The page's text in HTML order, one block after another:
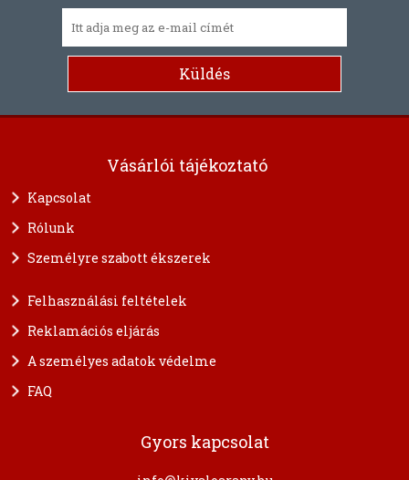
Vásárlói tájékoztató
Kapcsolat
Rólunk
Személyre szabott ékszerek
Felhasználási feltételek
Reklamációs eljárás
A személyes adatok védelme
FAQ
Gyors kapcsolat